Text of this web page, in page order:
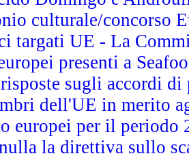
culturale/concorso
targati UE - La
presenti a
sugli accordi
dell'UE in merito
europei per il periodo
la direttiva sullo